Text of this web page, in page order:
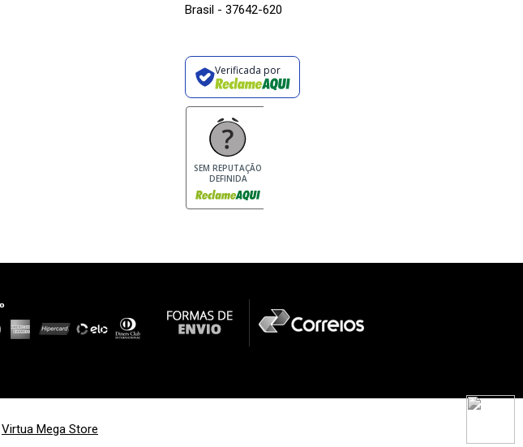
Brasil - 37642-620
Verificada por
SEM REPUTAÇÃO
DEFINIDA
Virtua Mega Store